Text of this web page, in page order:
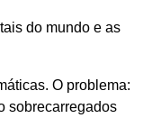
do mundo e as
O problema:
sobrecarregados